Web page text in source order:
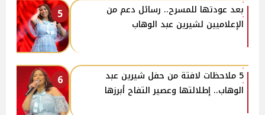
5
بعد عودتها للمسرح.. رسائل دعم من
الإعلاميين لشيرين عبد الوهاب
6
5 ملاحظات لافتة من حفل شيرين عبد
الوهاب.. إطلالتها وعصير التفاح أبرزها